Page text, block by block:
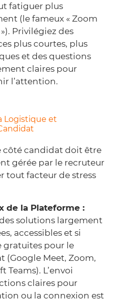
fatiguer plus
(le fameux « Zoom
Privilégiez des
plus courtes, plus
et des questions
claires pour
l’attention.
Logistique et
côté candidat doit être
gérée par le recruteur
tout facteur de stress
de la Plateforme :
solutions largement
accessibles et si
gratuites pour le
(Google Meet, Zoom,
Teams). L’envoi
claires pour
ou la connexion est